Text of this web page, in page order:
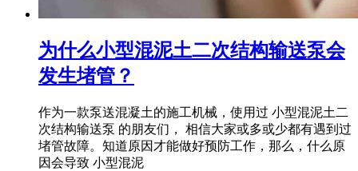
为什么小型混泥土二次结构输送泵会
发生堵管？
作为一款泵送混凝土的施工机械，使用过 小型混泥土二
次结构输送泵 的朋友们， 相信大家或多或少都有遇到过
堵管故障。知道原因才能做好预防工作，那么，什么原
因会导致 小型混泥